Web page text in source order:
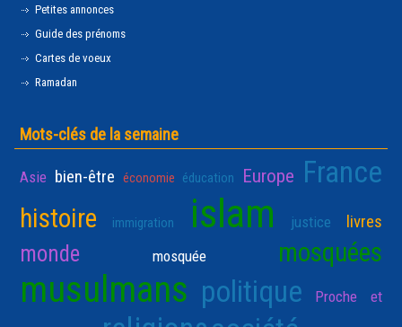
Petites annonces
Guide des prénoms
Cartes de voeux
Ramadan
Mots-clés de la semaine
Asie bien-être économie éducation Europe France
histoire immigration islam justice livres
monde mosquée mosquées
musulmans politique Proche et